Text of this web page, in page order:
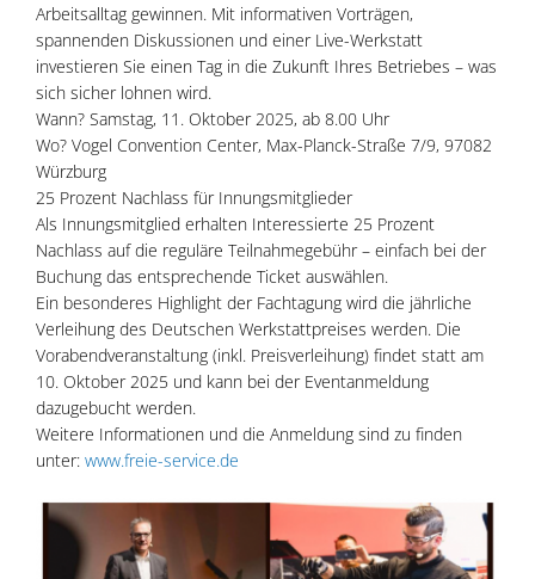
Arbeitsalltag gewinnen. Mit informativen Vorträgen,
spannenden Diskussionen und einer Live-Werkstatt
investieren Sie einen Tag in die Zukunft Ihres Betriebes – was
sich sicher lohnen wird.
Wann? Samstag, 11. Oktober 2025, ab 8.00 Uhr
Wo? Vogel Convention Center, Max-Planck-Straße 7/9, 97082
Würzburg
25 Prozent Nachlass für Innungsmitglieder
Als Innungsmitglied erhalten Interessierte 25 Prozent
Nachlass auf die reguläre Teilnahmegebühr – einfach bei der
Buchung das entsprechende Ticket auswählen.
Ein besonderes Highlight der Fachtagung wird die jährliche
Verleihung des Deutschen Werkstattpreises werden. Die
Vorabendveranstaltung (inkl. Preisverleihung) findet statt am
10. Oktober 2025 und kann bei der Eventanmeldung
dazugebucht werden.
Weitere Informationen und die Anmeldung sind zu finden
unter: www.freie-service.de